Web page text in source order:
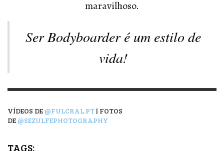
maravilhoso.
Ser Bodyboarder é um estilo de
vida!
VÍDEOS DE @FULCRAL.PT | FOTOS
DE @SEZULFEPHOTOGRAPHY
TAGS: